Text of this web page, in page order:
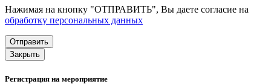
Нажимая на кнопку "ОТПРАВИТЬ", Вы даете согласие на
обработку персональных данных
Закрыть
Регистрация на мероприятие